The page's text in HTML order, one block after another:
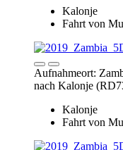
Aufnahmeort:
nach Kalonje
Kalonje
Fahrt von
Aufnahmeort:
nach Kalonje
Kalonje